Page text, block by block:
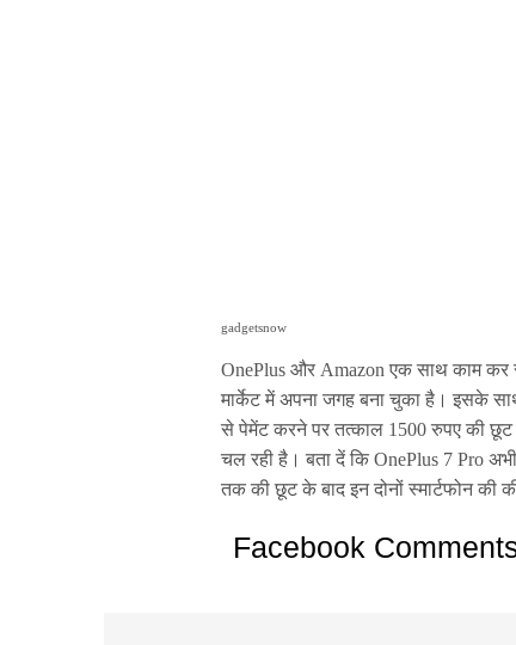
gadgetsnow
OnePlus और Amazon एक साथ काम
मार्केट में अपना जगह बना चुका है। इसके
से पेमेंट करने पर तत्काल 1500 रुपए की
चल रही है। बता दें कि OnePlus 7 Pro
तक की छूट के बाद इन दोनों स्मार्टफोन की
Facebook